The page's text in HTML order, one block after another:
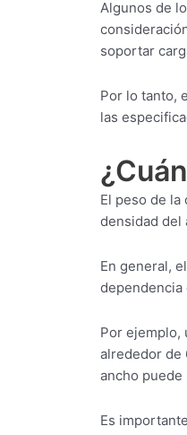
Algunos de
soportar
Por lo tanto,
las
El peso de la
densidad del
En general,
dependencia
Por ejemplo,
alrededor de
ancho puede
Es